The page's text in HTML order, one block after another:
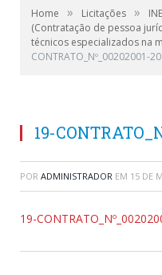
Home » Licitações »
(Contratação de pessoa
técnicos especializados na
CONTRATO_Nº_00202001-
19-
POR ADMINISTRADOR EM 15 DE
19-